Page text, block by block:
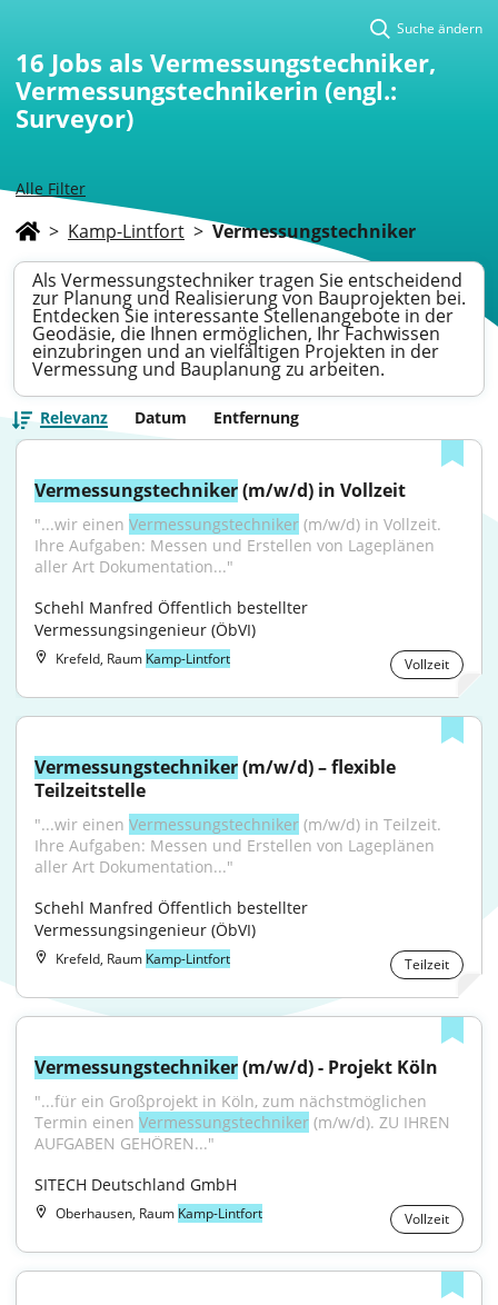
Alle Filter
Suche ändern
16 Jobs als Vermessungstechniker,
Vermessungstechnikerin (engl.:
Surveyor)
> Kamp-Lintfort > Vermessungstechniker
Als Vermessungstechniker tragen Sie entscheidend
zur Planung und Realisierung von Bauprojekten bei.
Entdecken Sie interessante Stellenangebote in der
Geodäsie, die Ihnen ermöglichen, Ihr Fachwissen
einzubringen und an vielfältigen Projekten in der
Vermessung und Bauplanung zu arbeiten.
Relevanz Datum Entfernung
Vermessungstechniker (m/w/d) in Vollzeit
"...wir einen Vermessungstechniker (m/w/d) in Vollzeit.
Ihre Aufgaben: Messen und Erstellen von Lageplänen
aller Art Dokumentation..."
Schehl Manfred Öffentlich bestellter
Vermessungsingenieur (ÖbVI)
Krefeld, Raum Kamp-Lintfort Vollzeit
Vermessungstechniker (m/w/d) – flexible
Teilzeitstelle
"...wir einen Vermessungstechniker (m/w/d) in Teilzeit.
Ihre Aufgaben: Messen und Erstellen von Lageplänen
aller Art Dokumentation..."
Schehl Manfred Öffentlich bestellter
Vermessungsingenieur (ÖbVI)
Krefeld, Raum Kamp-Lintfort Teilzeit
Vermessungstechniker (m/w/d) - Projekt Köln
"...für ein Großprojekt in Köln, zum nächstmöglichen
Termin einen Vermessungstechniker (m/w/d). ZU IHREN
AUFGABEN GEHÖREN..."
SITECH Deutschland GmbH
Oberhausen, Raum Kamp-Lintfort Vollzeit